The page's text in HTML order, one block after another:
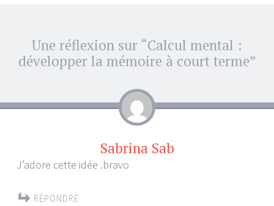
Navigation
des
articles
Une réflexion sur “Calcul mental :
développer la mémoire à court terme”
Sabrina Sab
J’adore cette idée .bravo
RÉPONDRE